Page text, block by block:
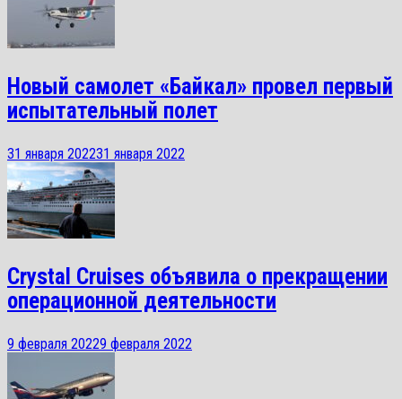
Новый самолет «Байкал» провел первый
испытательный полет
31 января 202231 января 2022
Crystal Cruises объявила о прекращении
операционной деятельности
9 февраля 20229 февраля 2022